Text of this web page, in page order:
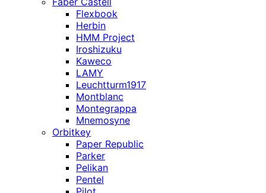
Flexbook
Herbin
HMM Project
Iroshizuku
Kaweco
LAMY
Leuchtturm1917
Montblanc
Montegrappa
Mnemosyne
Orbitkey
Paper Republic
Parker
Pelikan
Pentel